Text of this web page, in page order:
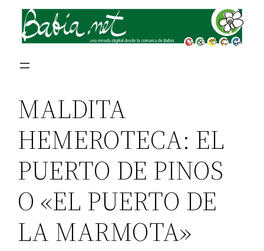
MALDITA
HEMEROTECA: EL
PUERTO DE PINOS
O «EL PUERTO DE
LA MARMOTA»